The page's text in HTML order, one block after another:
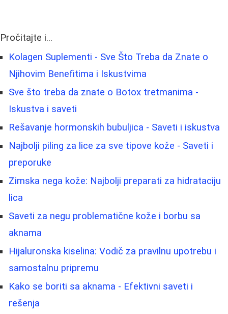
Pročitajte i...
Kolagen Suplementi - Sve Što Treba da Znate o
Njihovim Benefitima i Iskustvima
Sve što treba da znate o Botox tretmanima -
Iskustva i saveti
Rešavanje hormonskih bubuljica - Saveti i iskustva
Najbolji piling za lice za sve tipove kože - Saveti i
preporuke
Zimska nega kože: Najbolji preparati za hidrataciju
lica
Saveti za negu problematične kože i borbu sa
aknama
Hijaluronska kiselina: Vodič za pravilnu upotrebu i
samostalnu pripremu
Kako se boriti sa aknama - Efektivni saveti i
rešenja